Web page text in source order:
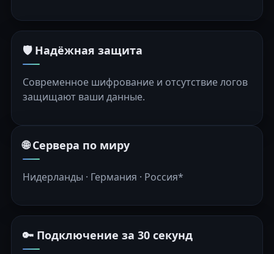
🛡️ Надёжная защита
Современное шифрование и отсутствие логов
защищают ваши данные.
🌐 Сервера по миру
Нидерланды · Германия · Россия*
🔑 Подключение за 30 секунд